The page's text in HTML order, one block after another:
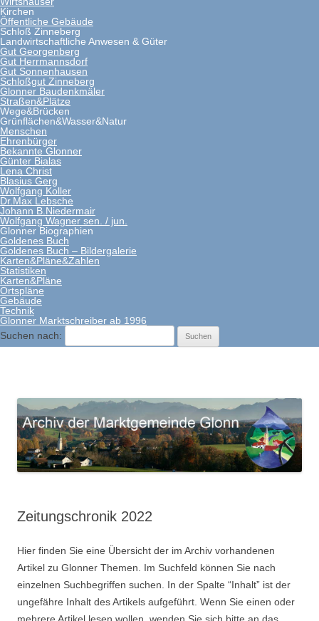
Kirchen
Öffentliche Gebäude
Schloß Zinneberg
Landwirtschaftliche Anwesen & Güter
Gut Georgenberg
Gut Herrmannsdorf
Gut Sonnenhausen
Schloßgut Zinneberg
Glonner Baudenkmäler
Straßen&Plätze
Wege&Brücken
Grünflächen&Wasser&Natur
Menschen
Ehrenbürger
Bekannte Glonner
Günter Bialas
Lena Christ
Blasius Gerg
Wolfgang Koller
Dr.Max Lebsche
Johann B.Niedermair
Wolfgang Wagner sen. / jun.
Glonner Biographien
Goldenes Buch
Goldenes Buch – Bildergalerie
Karten&Pläne&Zahlen
Statistiken
Karten&Pläne
Ortspläne
Gebäude
Technik
Glonner Marktschreiber ab 1996
Suchen nach:
zum
Inhalt
Zeitungschronik 2022
Hier finden Sie eine Übersicht der im Archiv vorhandenen
Artikel zu Glonner Themen. Im Suchfeld können Sie nach
einzelnen Suchbegriffen suchen. In der Spalte “Inhalt” ist der
ungefähre Inhalt des Artikels aufgeführt. Wenn Sie einen oder